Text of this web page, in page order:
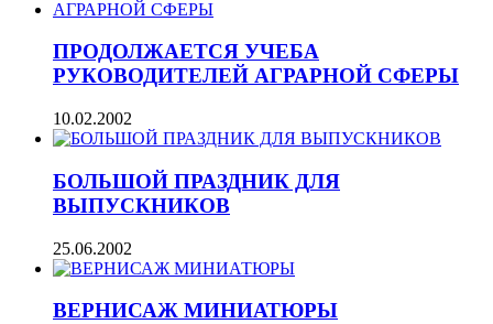
ПРОДОЛЖАЕТСЯ УЧЕБА
РУКОВОДИТЕЛЕЙ АГРАРНОЙ СФЕРЫ
10.02.2002
БОЛЬШОЙ ПРАЗДНИК ДЛЯ
ВЫПУСКНИКОВ
25.06.2002
ВЕРНИСАЖ МИНИАТЮРЫ